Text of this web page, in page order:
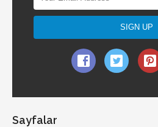
Sayfalar